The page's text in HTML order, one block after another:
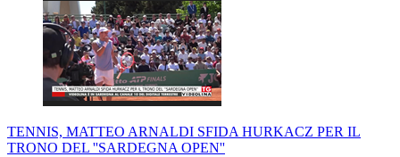
TENNIS, MATTEO ARNALDI SFIDA HURKACZ PER IL
TRONO DEL ''SARDEGNA OPEN''